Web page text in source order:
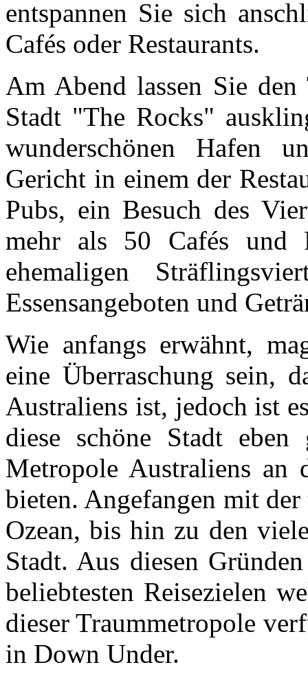
entspannen Sie sich
Cafés oder Restaurants.
Am Abend lassen Sie
Stadt "The Rocks"
wunderschönen Hafen
Gericht in einem der
Pubs, ein Besuch des
mehr als 50 Cafés und
ehemaligen
Essensangeboten und
Wie anfangs erwähnt,
eine Überraschung sein,
Australiens ist, jedoch ist
diese schöne Stadt
Metropole Australiens an
bieten. Angefangen mit
Ozean, bis hin zu den
Stadt. Aus diesen
beliebtesten Reisezielen
dieser Traummetropole
in Down Under.